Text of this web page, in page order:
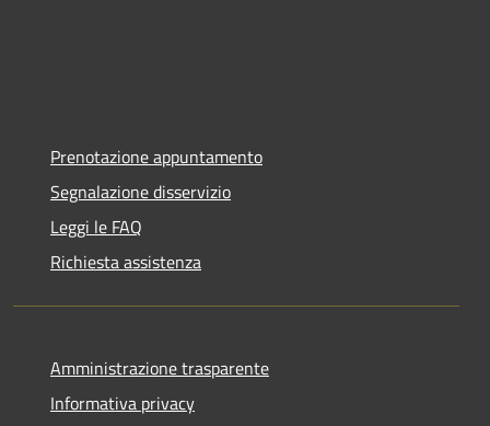
Prenotazione appuntamento
Segnalazione disservizio
Leggi le FAQ
Richiesta assistenza
Amministrazione trasparente
Informativa privacy